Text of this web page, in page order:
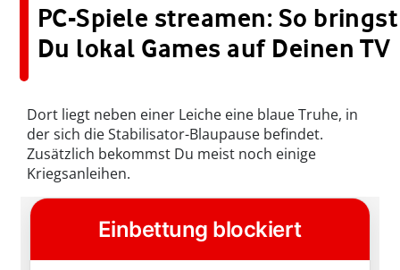
PC-Spiele streamen: So bringst
Du lokal Games auf Deinen TV
Dort liegt neben einer Leiche eine blaue Truhe, in
der sich die Stabilisator-Blaupause befindet.
Zusätzlich bekommst Du meist noch einige
Kriegsanleihen.